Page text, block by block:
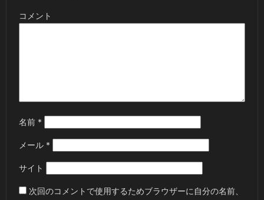
コメント
名前 *
メール *
サイト
次回のコメントで使用するためブラウザーに自分の名前、